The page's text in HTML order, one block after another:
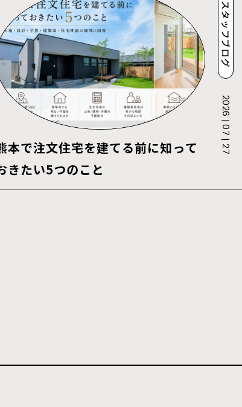
本で注文住宅を建てる前に知って
きたい5つのこと
スタッフブログ
2026 | 07 | 27